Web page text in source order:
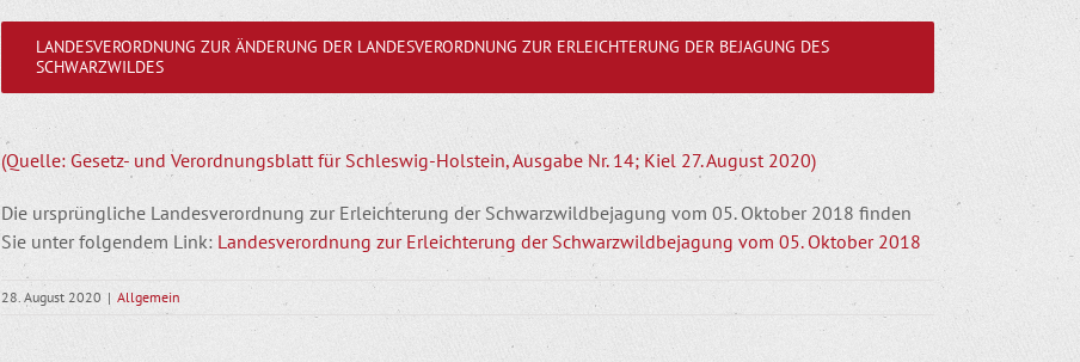
LANDESVERORDNUNG ZUR ÄNDERUNG DER LANDESVERORDNUNG ZUR ERLEICHTERUNG DER BEJAGUNG DES
SCHWARZWILDES
(Quelle: Gesetz- und Verordnungsblatt für Schleswig-Holstein, Ausgabe Nr. 14; Kiel 27. August 2020)
Die ursprüngliche Landesverordnung zur Erleichterung der Schwarzwildbejagung vom 05. Oktober 2018 finden
Sie unter folgendem Link: Landesverordnung zur Erleichterung der Schwarzwildbejagung vom 05. Oktober 2018
28. August 2020 | Allgemein